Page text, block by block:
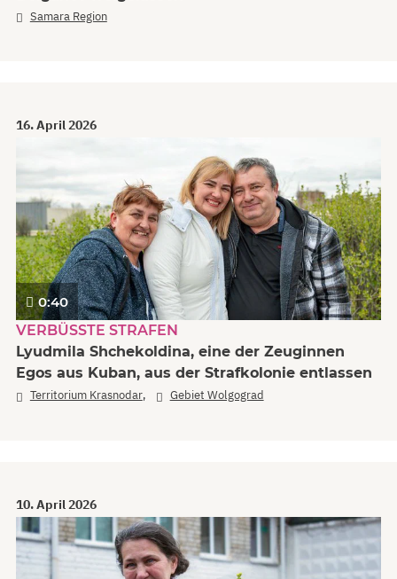
Samara Region
16. April 2026
0:40
VERBÜSSTE STRAFEN
Lyudmila Shchekoldina, eine der Zeuginnen
Egos aus Kuban, aus der Strafkolonie entlassen
Territorium Krasnodar, Gebiet Wolgograd
10. April 2026